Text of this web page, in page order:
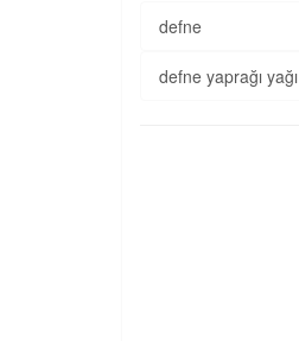
defne
defne yaprağı yağı